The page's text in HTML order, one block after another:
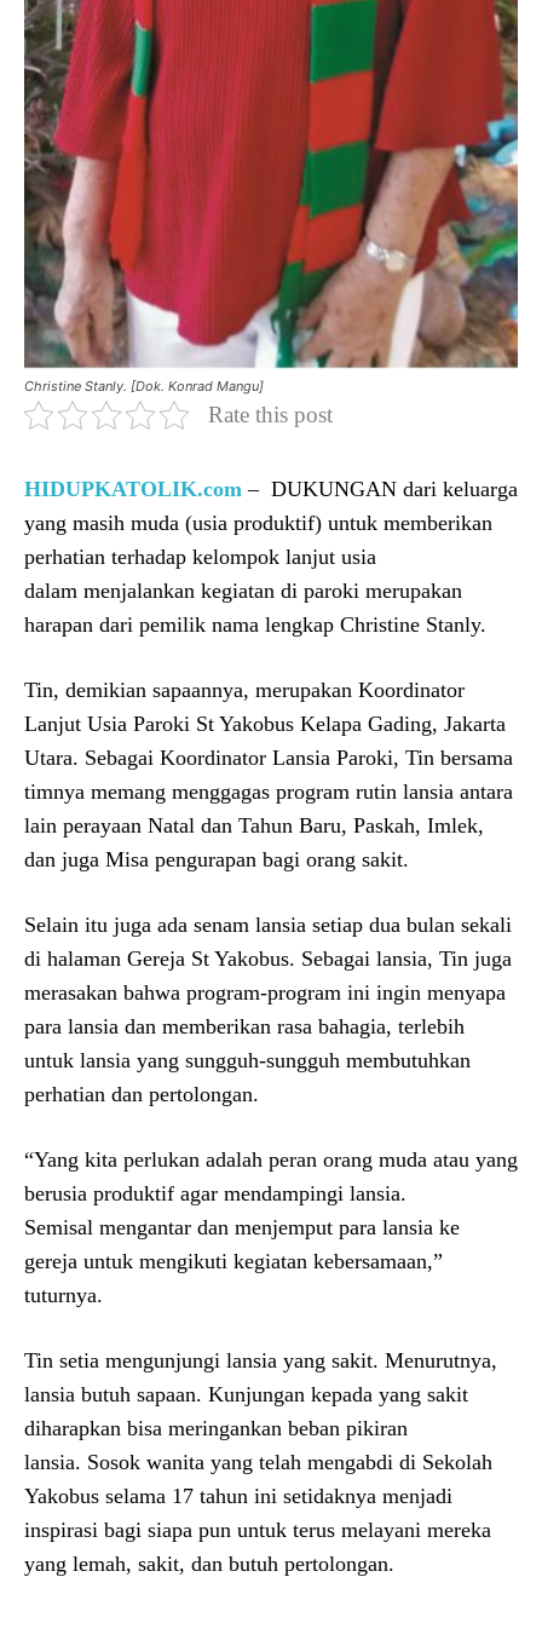
Christine Stanly. [Dok. Konrad Mangu]
Rate this post
HIDUPKATOLIK.com – DUKUNGAN dari keluarga
yang masih muda (usia produktif) untuk memberikan
perhatian terhadap kelompok lanjut usia
dalam menjalankan kegiatan di paroki merupakan
harapan dari pemilik nama lengkap Christine Stanly.
Tin, demikian sapaannya, merupakan Koordinator
Lanjut Usia Paroki St Yakobus Kelapa Gading, Jakarta
Utara. Sebagai Koordinator Lansia Paroki, Tin bersama
timnya memang menggagas program rutin lansia antara
lain perayaan Natal dan Tahun Baru, Paskah, Imlek,
dan juga Misa pengurapan bagi orang sakit.
Selain itu juga ada senam lansia setiap dua bulan sekali
di halaman Gereja St Yakobus. Sebagai lansia, Tin juga
merasakan bahwa program-program ini ingin menyapa
para lansia dan memberikan rasa bahagia, terlebih
untuk lansia yang sungguh-sungguh membutuhkan
perhatian dan pertolongan.
“Yang kita perlukan adalah peran orang muda atau yang
berusia produktif agar mendampingi lansia.
Semisal mengantar dan menjemput para lansia ke
gereja untuk mengikuti kegiatan kebersamaan,”
tuturnya.
Tin setia mengunjungi lansia yang sakit. Menurutnya,
lansia butuh sapaan. Kunjungan kepada yang sakit
diharapkan bisa meringankan beban pikiran
lansia. Sosok wanita yang telah mengabdi di Sekolah
Yakobus selama 17 tahun ini setidaknya menjadi
inspirasi bagi siapa pun untuk terus melayani mereka
yang lemah, sakit, dan butuh pertolongan.